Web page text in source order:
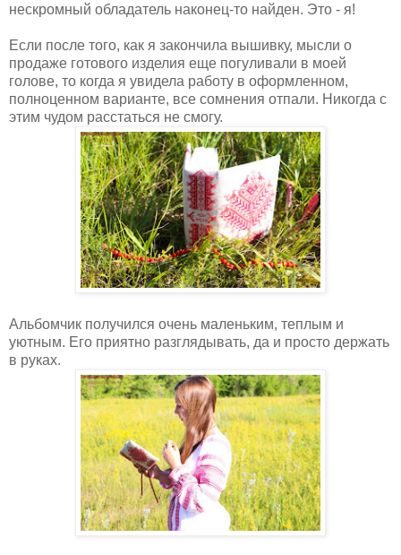
нескромный обладатель наконец-то найден. Это - я!
Если после того, как я закончила вышивку, мысли о
продаже готового изделия еще погуливали в моей
голове, то когда я увидела работу в оформленном,
полноценном варианте, все сомнения отпали. Никогда с
этим чудом расстаться не смогу.
Альбомчик получился очень маленьким, теплым и
уютным. Его приятно разглядывать, да и просто держать
в руках.